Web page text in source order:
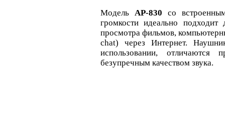
Модель AP-830 со
громкости идеально
просмотра фильмов,
chat) через Интернет.
использовании, отличаются
безупречным качеством звука.